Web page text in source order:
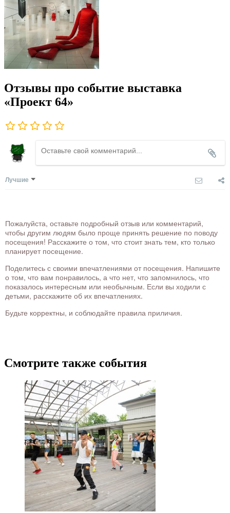
Отзывы про событие выставка
«Проект 64»
Лучшие
Пожалуйста, оставьте подробный отзыв или комментарий,
чтобы другим людям было проще принять решение по поводу
посещения! Расскажите о том, что стоит знать тем, кто только
планирует посещение.
Поделитесь с своими впечатлениями от посещения. Напишите
о том, что вам понравилось, а что нет, что запомнилось, что
показалось интересным или необычным. Если вы ходили с
детьми, расскажите об их впечатлениях.
Будьте корректны, и соблюдайте правила приличия.
Смотрите также события